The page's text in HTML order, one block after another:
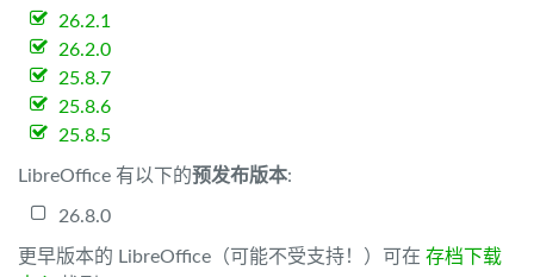
26.2.1
26.2.0
25.8.7
25.8.6
25.8.5
LibreOffice 有以下的预发布版本:
26.8.0
更早版本的 LibreOffice（可能不受支持！）可在 存档下载